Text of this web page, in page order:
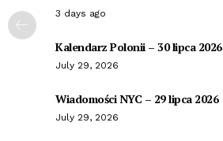
3 days ago
Kalendarz Polonii – 30 lipca 2026
July 29, 2026
Wiadomości NYC – 29 lipca 2026
July 29, 2026